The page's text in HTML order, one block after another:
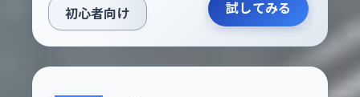
初心者向け 試してみる